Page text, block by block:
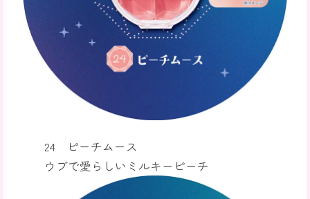
24 ピーチムース
ウブで愛らしいミルキーピーチ